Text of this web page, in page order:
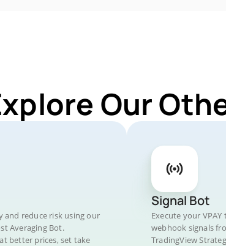
Our
and reduce risk using our
Averaging Bot.
better prices, set take
Signal Bot
Execute your
webhook signals
TradingView